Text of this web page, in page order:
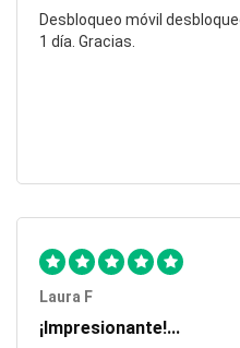
Desbloqueo móvil
1 día. Gracias.
Laura F
¡Impresionante!...